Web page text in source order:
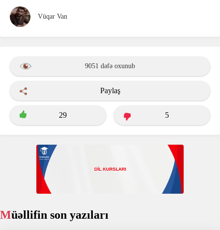
Vüqar Van
9051 dəfə oxunub
Paylaş
29 5
Müəllifin son yazıları